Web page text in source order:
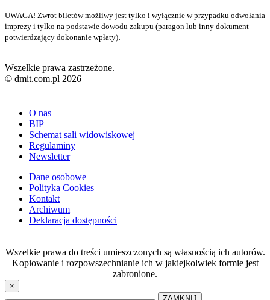
UWAGA! Zwrot biletów możliwy jest tylko i wyłącznie w przypadku odwołania
imprezy i tylko na podstawie dowodu zakupu (paragon lub inny dokument
potwierdzający dokonanie wpłaty).
Wszelkie prawa zastrzeżone.
© dmit.com.pl 2026
O nas
BIP
Schemat sali widowiskowej
Regulaminy
Newsletter
Dane osobowe
Polityka Cookies
Kontakt
Archiwum
Deklaracja dostępności
Wszelkie prawa do treści umieszczonych są własnością ich autorów.
Kopiowanie i rozpowszechnianie ich w jakiejkolwiek formie jest
zabronione.
×